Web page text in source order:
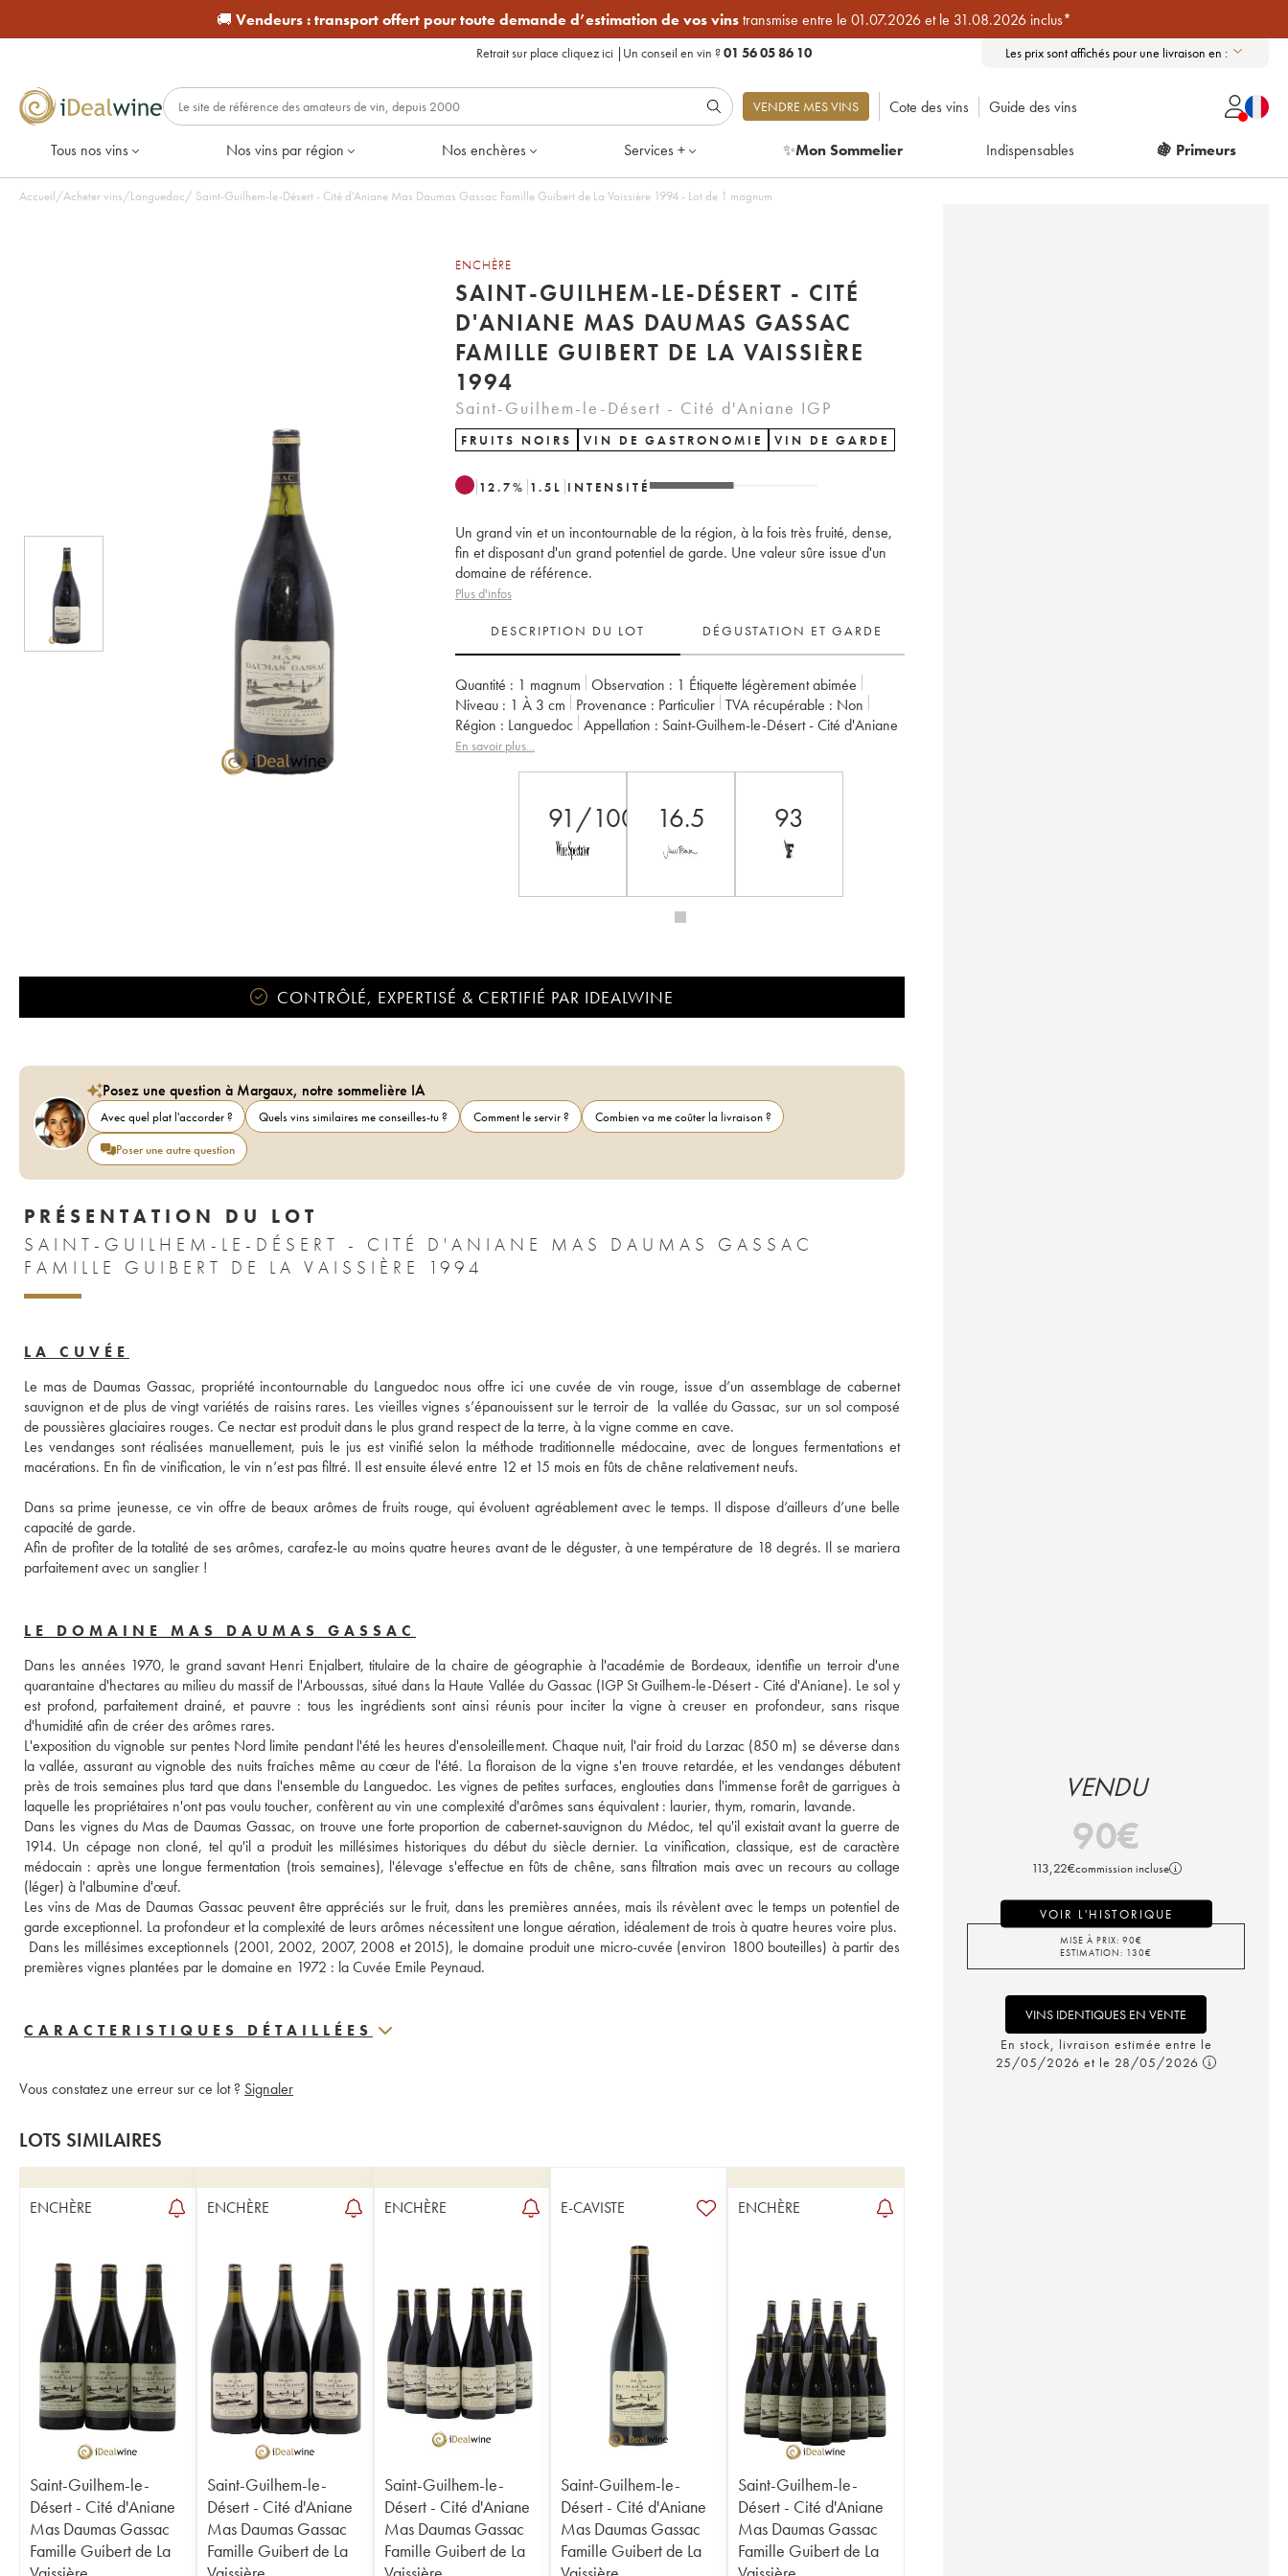
🚚 Vendeurs :transport offert pour toute demande d’estimation de vos vinstransmise entre le 01.07.2026 et le 31.08.2026 inclus*
Retrait sur place cliquez ici | Un conseil en vin ?01 56 05 86 10 Les prix sont affichés pour une livraison en :
VENDRE MES VINS Cote des vins Guide des vins
Tous nos vins Nos vins par région Nos enchères Services + ✨Mon Sommelier Indispensables 🍇 Primeurs
Accueil/Acheter vins/Languedoc/ Saint-Guilhem-le-Désert - Cité d'Aniane Mas Daumas Gassac Famille Guibert de La Vaissière 1994 - Lot de 1 magnum
ENCHÈRE
SAINT-GUILHEM-LE-DÉSERT - CITÉ
D'ANIANE MAS DAUMAS GASSAC
FAMILLE GUIBERT DE LA VAISSIÈRE
1994
Saint-Guilhem-le-Désert - Cité d'Aniane IGP
FRUITS NOIRS VIN DE GASTRONOMIE VIN DE GARDE
12.7% 1.5 L INTENSITÉ
Un grand vin et un incontournable de la région, à la fois très fruité, dense,
fin et disposant d'un grand potentiel de garde. Une valeur sûre issue d'un
domaine de référence.
Plus d'infos
DESCRIPTION DU LOT DÉGUSTATION ET GARDE
Quantité : 1 magnum Observation : 1 Étiquette légèrement abimée
Niveau : 1 À 3 cm Provenance : particulier TVA récupérable :
non
Région : Languedoc Appellation :
Saint-Guilhem-le-Désert - Cité d'Aniane
Propriétaire :
En savoir plus...
91/100 16.5 93
CONTRÔLÉ, EXPERTISÉ & CERTIFIÉ PAR IDEALWINE
Posez une question à Margaux, notre sommelière IA
Avec quel plat l'accorder ? Quels vins similaires me conseilles-tu ? Comment le servir ?
Combien va me coûter la livraison ?
Poser une autre question
PRÉSENTATION DU LOT
SAINT-GUILHEM-LE-DÉSERT - CITÉ D'ANIANE MAS DAUMAS GASSAC
FAMILLE GUIBERT DE LA VAISSIÈRE 1994
LA CUVÉE
Le mas de Daumas Gassac, propriété incontournable du Languedoc nous offre ici une cuvée de vin rouge, issue d’un assemblage de cabernet
sauvignon et de plus de vingt variétés de raisins rares. Les vieilles vignes s’épanouissent sur le terroir de  la vallée du Gassac, sur un sol composé
de poussières glaciaires rouges. Ce nectar est produit dans le plus grand respect de la terre, à la vigne comme en cave.
Les vendanges sont réalisées manuellement, puis le jus est vinifié selon la méthode traditionnelle médocaine, avec de longues fermentations et
macérations. En fin de vinification, le vin n’est pas filtré. Il est ensuite élevé entre 12 et 15 mois en fûts de chêne relativement neufs.
Dans sa prime jeunesse, ce vin offre de beaux arômes de fruits rouge, qui évoluent agréablement avec le temps. Il dispose d’ailleurs d’une belle
capacité de garde.
Afin de profiter de la totalité de ses arômes, carafez-le au moins quatre heures avant de le déguster, à une température de 18 degrés. Il se mariera
parfaitement avec un sanglier !
LE DOMAINE MAS DAUMAS GASSAC
Dans les années 1970, le grand savant Henri Enjalbert, titulaire de la chaire de géographie à l'académie de Bordeaux, identifie un terroir d'une
quarantaine d'hectares au milieu du massif de l'Arboussas, situé dans la Haute Vallée du Gassac (IGP St Guilhem-le-Désert - Cité d'Aniane). Le sol y
est profond, parfaitement drainé, et pauvre : tous les ingrédients sont ainsi réunis pour inciter la vigne à creuser en profondeur, sans risque
d'humidité afin de créer des arômes rares.
L'exposition du vignoble sur pentes Nord limite pendant l'été les heures d'ensoleillement. Chaque nuit, l'air froid du Larzac (850 m) se déverse dans
la vallée, assurant au vignoble des nuits fraîches même au cœur de l'été. La floraison de la vigne s'en trouve retardée, et les vendanges débutent
près de trois semaines plus tard que dans l'ensemble du Languedoc. Les vignes de petites surfaces, englouties dans l'immense forêt de garrigues à
laquelle les propriétaires n'ont pas voulu toucher, confèrent au vin une complexité d'arômes sans équivalent : laurier, thym, romarin, lavande.
Dans les vignes du Mas de Daumas Gassac, on trouve une forte proportion de cabernet-sauvignon du Médoc, tel qu'il existait avant la guerre de
1914. Un cépage non cloné, tel qu'il a produit les millésimes historiques du début du siècle dernier. La vinification, classique, est de caractère
médocain : après une longue fermentation (trois semaines), l'élevage s'effectue en fûts de chêne, sans filtration mais avec un recours au collage
(léger) à l'albumine d'œuf.
Les vins de Mas de Daumas Gassac peuvent être appréciés sur le fruit, dans les premières années, mais ils révèlent avec le temps un potentiel de
garde exceptionnel. La profondeur et la complexité de leurs arômes nécessitent une longue aération, idéalement de trois à quatre heures voire plus.
Dans les millésimes exceptionnels (2001, 2002, 2007, 2008 et 2015), le domaine produit une micro-cuvée (environ 1800 bouteilles) à partir des
premières vignes plantées par le domaine en 1972 : la Cuvée Emile Peynaud.
CARACTERISTIQUES DÉTAILLÉES
Vous constatez une erreur sur ce lot ? Signaler
LOTS SIMILAIRES
ENCHÈRE
Saint-Guilhem-le-
Désert - Cité d'Aniane
Mas Daumas Gassac
Famille Guibert de La
ENCHÈRE
Saint-Guilhem-le-
Désert - Cité d'Aniane
Mas Daumas Gassac
Famille Guibert de La
ENCHÈRE
Saint-Guilhem-le-
Désert - Cité d'Aniane
Mas Daumas Gassac
Famille Guibert de La
E-CAVISTE
Saint-Guilhem-le-
Désert - Cité d'Aniane
Mas Daumas Gassac
Famille Guibert de La
ENCHÈRE
Saint-Guilhem-le-
Désert - Cité d'Aniane
Mas Daumas Gassac
Famille Guibert de La
VENDU
90€
113,22€commission incluse
VOIR L'HISTORIQUE
MISE À PRIX: 90€
ESTIMATION: 130€
VINS IDENTIQUES EN VENTE
En stock, livraison estimée entre le
25/05/2026 et le 28/05/2026